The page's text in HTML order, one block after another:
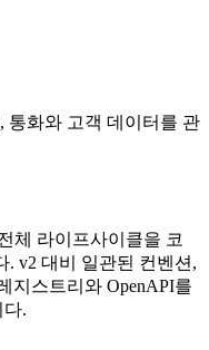
통화와 고객 데이터를 관
체 라이프사이클을 코
. v2 대비 일관된 컨벤션,
지스트리와 OpenAPI를
.